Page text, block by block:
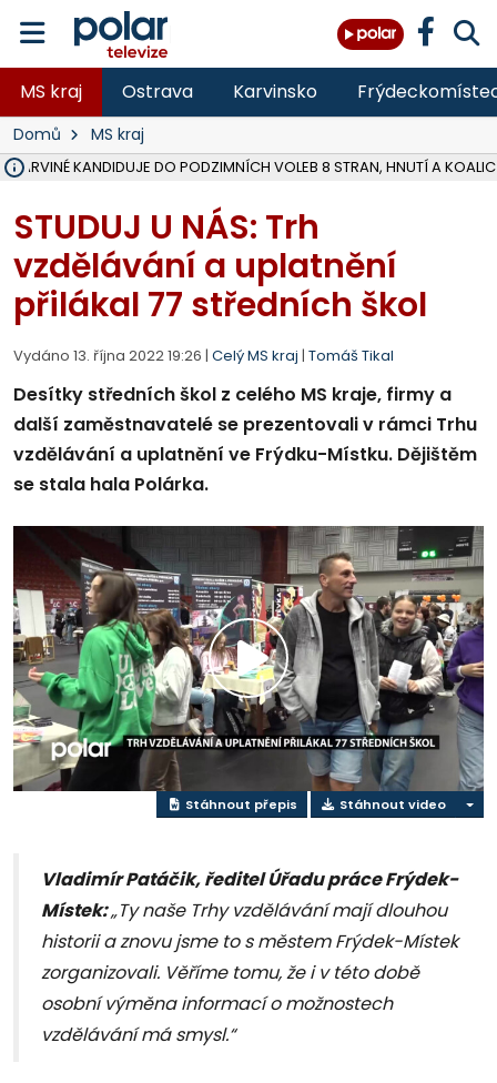
MS kraj Ostrava Karvinsko
Domů MS kraj
V KARVINÉ KANDIDUJE DO PODZIMNÍCH VOLEB 8 STRAN, HNUTÍ A KOALIC
STUDUJ U NÁS: Trh
vzdělávání a uplatnění
přilákal 77 středních škol
Vydáno 13. října 2022 19:26 | Celý MS kraj | Tomáš Tikal
Desítky středních škol z celého MS kraje, firmy a
další zaměstnavatelé se prezentovali v rámci Trhu
vzdělávání a uplatnění ve Frýdku-Místku. Dějištěm
se stala hala Polárka.
Přehrát
video
Stáhnout přepis Stáhnout video
Vladimír Patáčik, ředitel Úřadu práce Frýdek-
Místek:„Ty naše Trhy vzdělávání mají dlouhou
historii a znovu jsme to s městem Frýdek-Místek
zorganizovali. Věříme tomu, že i v této době
osobní výměna informací o možnostech
vzdělávání má smysl.“